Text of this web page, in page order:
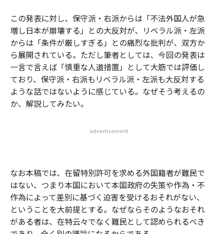
この発表に対し、保守派・右派からは「不法外国人が急
増し日本が崩壊する」との大反対が、リベラル派・左派
からは「条件が厳しすぎる」との痛烈な批判が、双方か
ら展開されている。ただし筆者としては、今回の発表は
一言で言えば「慎重な人道措置」として大筋では評価し
ており、保守派・右派もリベラル派・左派も大反対する
ような話ではないように感じている。なぜそう考えるの
か、解説してみたい。
advertisement
なお本稿では、在留特別許可を求める外国籍者が難民で
はない、つまり本国において本国政府の失策や作為・不
作為によって差別に基づく迫害を受けるおそれがない、
ということを大前提とする。なぜならそのようなおそれ
がある者は、在特云々でなく難民として認められるべき